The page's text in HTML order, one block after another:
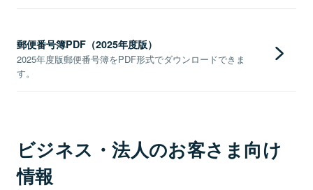
郵便番号簿PDF（2025年度版）
2025年度版郵便番号簿をPDF形式でダウンロードできま
す。
ビジネス・法人のお客さま向け
情報